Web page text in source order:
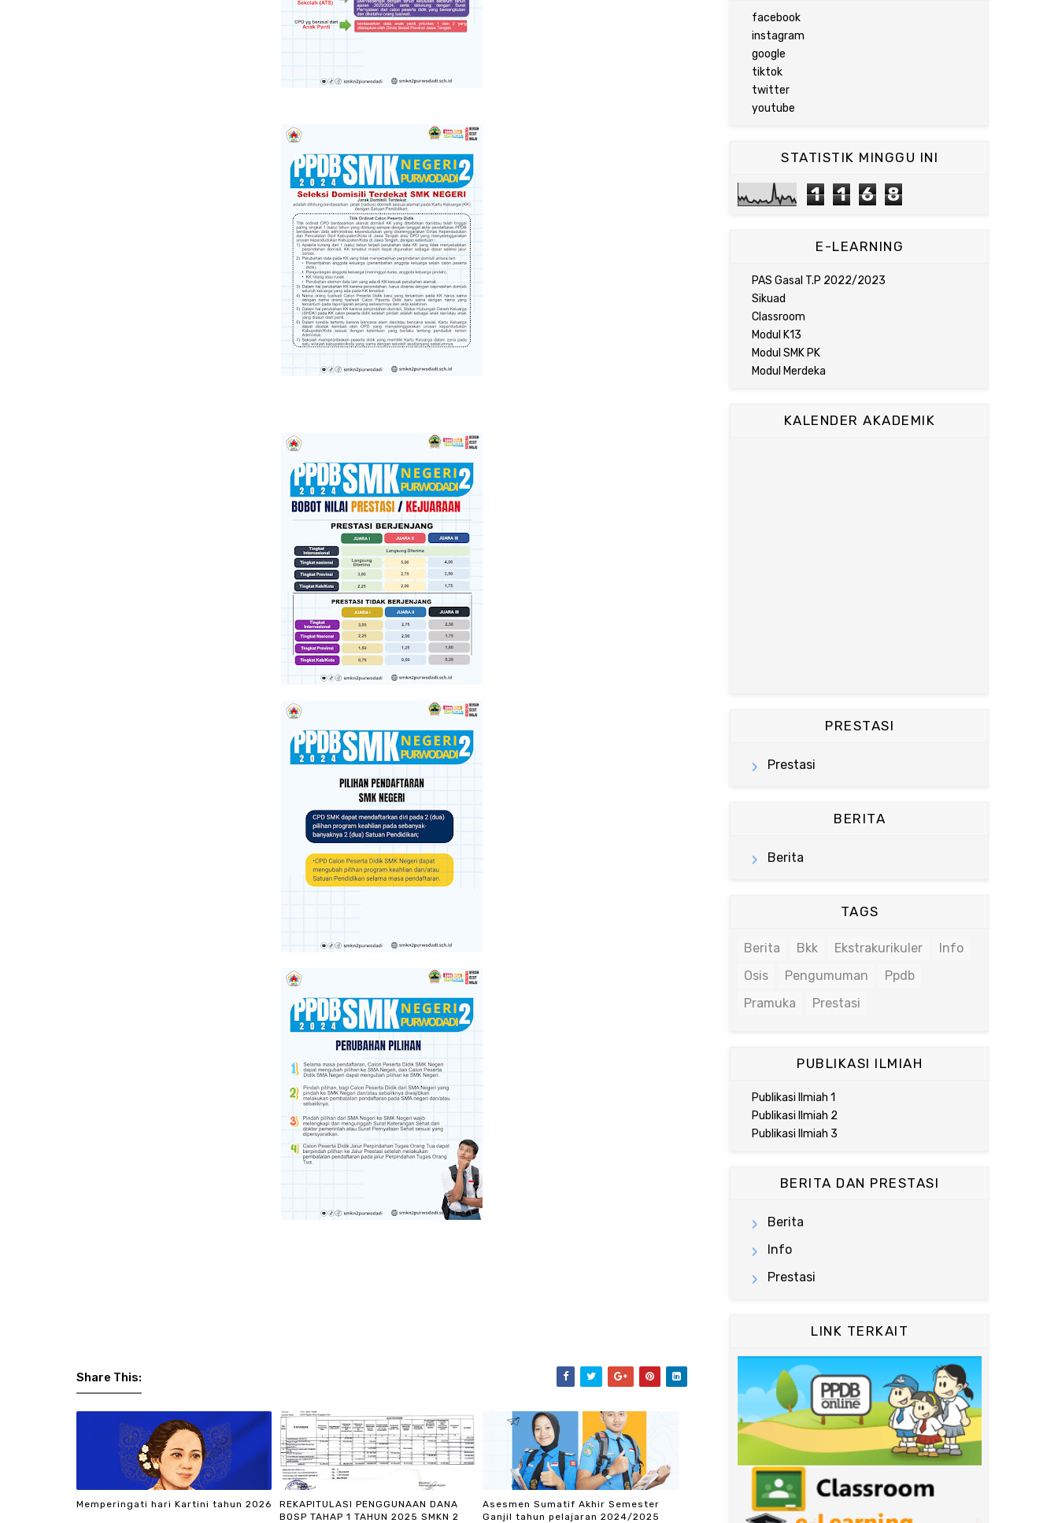
Share This:
Memperingati hari Kartini tahun 2026
REKAPITULASI PENGGUNAAN DANA
BOSP TAHAP 1 TAHUN 2025 SMKN 2
Asesmen Sumatif Akhir Semester
Ganjil tahun pelajaran 2024/2025
facebook
instagram
google
tiktok
twitter
youtube
STATISTIK MINGGU INI
1 1 6 8
E-LEARNING
PAS Gasal T.P 2022/2023
Sikuad
Classroom
Modul K13
Modul SMK PK
Modul Merdeka
KALENDER AKADEMIK
PRESTASI
Prestasi
BERITA
Berita
TAGS
Berita Bkk Ekstrakurikuler
Info
Osis
Pengumuman
Ppdb
Pramuka
Prestasi
PUBLIKASI ILMIAH
Publikasi Ilmiah 1
Publikasi Ilmiah 2
Publikasi Ilmiah 3
BERITA DAN PRESTASI
Berita
Info
Prestasi
LINK TERKAIT